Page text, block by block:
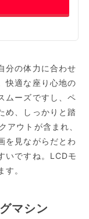
分の体力に合わせ
快適な座り心地の
ムーズですし、ペ
め、しっかりと踏
ウトが含まれ、
を見ながらだとわ
いですね。LCDモ
す。
マシン